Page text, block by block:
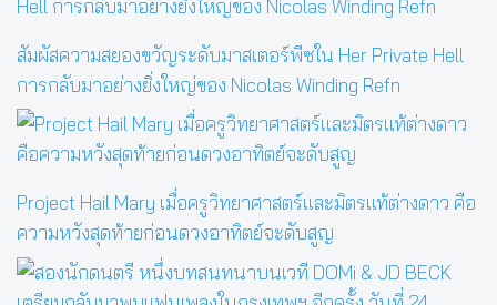
สัมผัสความสยองขวัญระดับมาสเตอร์พีซใน Her Private Hell
การกลับมาอย่างยิ่งใหญ่ของ Nicolas Winding Refn
Project Hail Mary เมื่อครูวิทยาศาสตร์และมิตรแท้ต่างดาว คือ
ความหวังสุดท้ายก่อนดวงอาทิตย์จะดับสูญ